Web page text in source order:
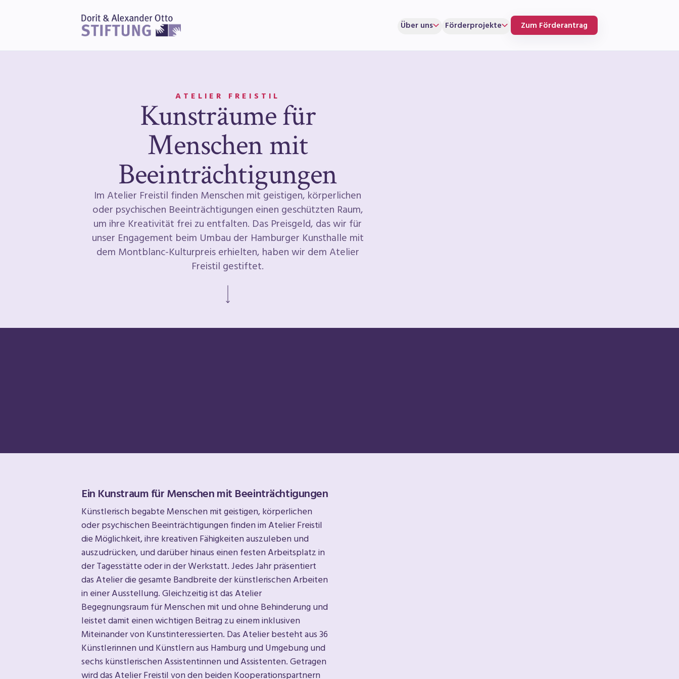
Über uns Förderprojekte Zum Förderantrag
ATELIER FREISTIL
Kunsträume für
Menschen mit
Beeinträchtigungen
Im Atelier Freistil finden Menschen mit geistigen, körperlichen
oder psychischen Beeinträchtigungen einen geschützten Raum,
um ihre Kreativität frei zu entfalten. Das Preisgeld, das wir für
unser Engagement beim Umbau der Hamburger Kunsthalle mit
dem Montblanc-Kulturpreis erhielten, haben wir dem Atelier
Freistil gestiftet.
Weiter scrollen
Ein Kunstraum für Menschen mit Beeinträchtigungen
Künstlerisch begabte Menschen mit geistigen, körperlichen
oder psychischen Beeinträchtigungen finden im Atelier Freistil
die Möglichkeit, ihre kreativen Fähigkeiten auszuleben und
auszudrücken, und darüber hinaus einen festen Arbeitsplatz in
der Tagesstätte oder in der Werkstatt. Jedes Jahr präsentiert
das Atelier die gesamte Bandbreite der künstlerischen Arbeiten
in einer Ausstellung. Gleichzeitig ist das Atelier
Begegnungsraum für Menschen mit und ohne Behinderung und
leistet damit einen wichtigen Beitrag zu einem inklusiven
Miteinander von Kunstinteressierten. Das Atelier besteht aus 36
Künstlerinnen und Künstlern aus Hamburg und Umgebung und
sechs künstlerischen Assistentinnen und Assistenten. Getragen